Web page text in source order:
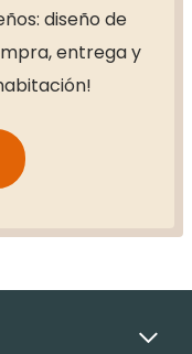
diseño de
entrega y